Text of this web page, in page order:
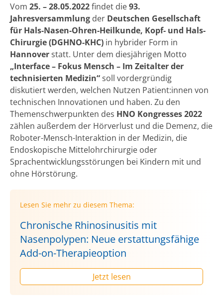
Vom 25. – 28.05.2022findet die93.
Jahresversammlung der Deutschen Gesellschaft
für Hals-Nasen-Ohren-Heilkunde, Kopf- und Hals-
Chirurgie (DGHNO-KHC) in hybrider Form in
Hannoverstatt. Unter dem diesjährigen Motto
„Interface – Fokus Mensch – Im Zeitalter der
technisierten Medizin“soll vordergründig
diskutiert werden, welchen Nutzen Patient:innen von
technischen Innovationen und haben. Zu den
Themenschwerpunkten des HNO Kongresses 2022
zählen außerdem der Hörverlust und die Demenz, die
Roboter-Mensch-Interaktion in der Medizin, die
Endoskopische Mittelohrchirurgie oder
Sprachentwicklungsstörungen bei Kindern mit und
ohne Hörstörung.
Lesen Sie mehr zu diesem Thema:
Chronische Rhinosinusitis mit
Nasenpolypen: Neue erstattungsfähige
Add-on-Therapieoption
Jetzt lesen